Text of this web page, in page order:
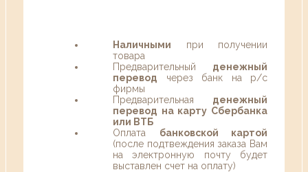
Наличными при получении
товара
Предварительный денежный
перевод через банк на р/с
фирмы
Предварительная денежный
перевод на карту Сбербанка
или ВТБ
Оплата банковской картой
(после подтвеждения заказа Вам
на электронную почту будет
выставлен счет на оплату)